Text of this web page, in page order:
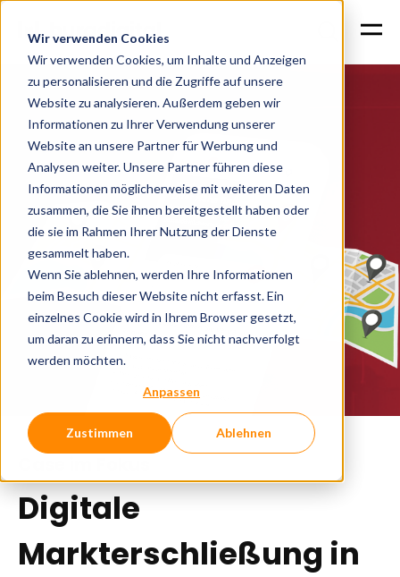
Wir verwenden Cookies
Wir verwenden Cookies, um Inhalte und Anzeigen
zu personalisieren und die Zugriffe auf unsere
Website zu analysieren. Außerdem geben wir
Informationen zu Ihrer Verwendung unserer
Website an unsere Partner für Werbung und
Analysen weiter. Unsere Partner führen diese
Informationen möglicherweise mit weiteren Daten
zusammen, die Sie ihnen bereitgestellt haben oder
die sie im Rahmen Ihrer Nutzung der Dienste
gesammelt haben.
Wenn Sie ablehnen, werden Ihre Informationen
beim Besuch dieser Website nicht erfasst. Ein
einzelnes Cookie wird in Ihrem Browser gesetzt,
um daran zu erinnern, dass Sie nicht nachverfolgt
werden möchten.
Anpassen
Zustimmen Ablehnen
Digitale
Markterschließung in